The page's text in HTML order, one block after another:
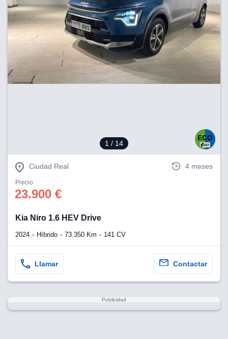
1 / 14
Ciudad Real 4 meses
Precio
23.900 €
Kia Niro 1.6 HEV Drive
2024 Híbrido 73.350 Km 141 CV
Llamar Contactar